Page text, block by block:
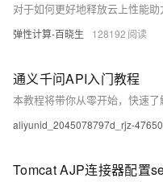
弹性计算-百晓生 128192
通义千问API入门教程
aliyunid_2045078797d_rjz-47650